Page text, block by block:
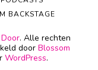
. Alle rechten
door Blossom
WordPress.
BACKSTAGE